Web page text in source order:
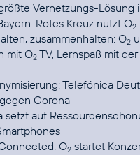
Vernetzungs-Lösung
Rotes Kreuz nutzt O2
zusammenhalten: O2
mit O2 TV, Lernspaß mit
Telefónica
Corona
setzt auf
O2 startet